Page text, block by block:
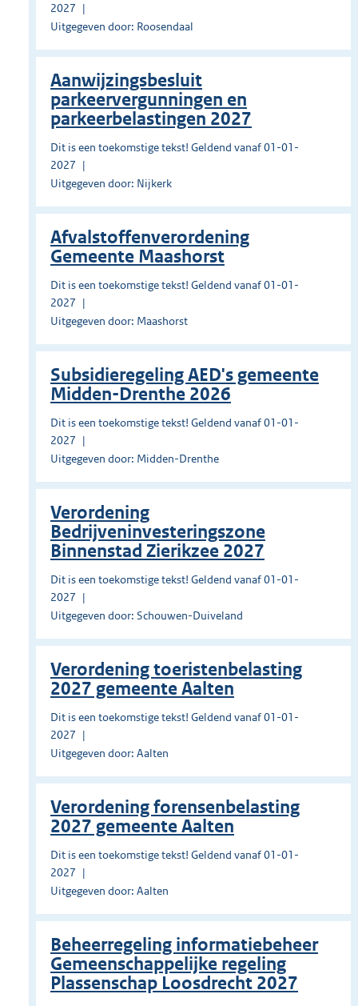
2027
Uitgegeven door: Roosendaal
Aanwijzingsbesluit
parkeervergunningen en
parkeerbelastingen 2027
Dit is een toekomstige tekst! Geldend vanaf 01-01-
2027
Uitgegeven door: Nijkerk
Afvalstoffenverordening
Gemeente Maashorst
Dit is een toekomstige tekst! Geldend vanaf 01-01-
2027
Uitgegeven door: Maashorst
Subsidieregeling AED's gemeente
Midden-Drenthe 2026
Dit is een toekomstige tekst! Geldend vanaf 01-01-
2027
Uitgegeven door: Midden-Drenthe
Verordening
Bedrijveninvesteringszone
Binnenstad Zierikzee 2027
Dit is een toekomstige tekst! Geldend vanaf 01-01-
2027
Uitgegeven door: Schouwen-Duiveland
Verordening toeristenbelasting
2027 gemeente Aalten
Dit is een toekomstige tekst! Geldend vanaf 01-01-
2027
Uitgegeven door: Aalten
Verordening forensenbelasting
2027 gemeente Aalten
Dit is een toekomstige tekst! Geldend vanaf 01-01-
2027
Uitgegeven door: Aalten
Beheerregeling informatiebeheer
Gemeenschappelijke regeling
Plassenschap Loosdrecht 2027